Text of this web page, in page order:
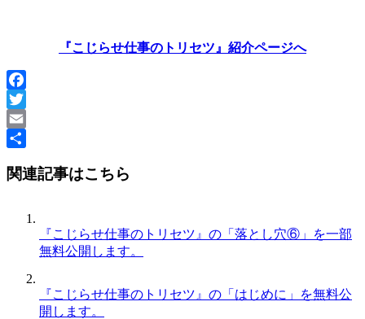
『こじらせ仕事のトリセツ』紹介ページへ
Facebook
Twitter
Email
有
関連記事はこちら
『こじらせ仕事のトリセツ』の「落とし穴⑥」を一部
無料公開します。
『こじらせ仕事のトリセツ』の「はじめに」を無料公
開します。